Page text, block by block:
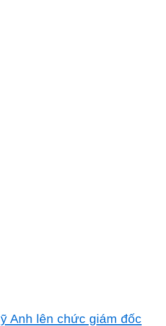
Anh lên chức giám đốc